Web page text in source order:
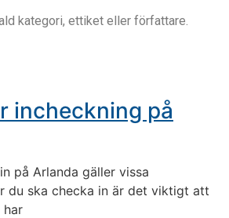
kategori, ettiket eller författare.
incheckning på
på Arlanda gäller vissa
du ska checka in är det viktigt att
har